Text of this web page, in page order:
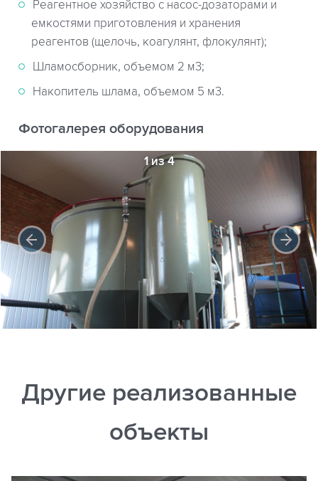
Реагентное хозяйство с насос-дозаторами и
емкостями приготовления и хранения
реагентов (щелочь, коагулянт, флокулянт);
Шламосборник, объемом 2 м3;
Накопитель шлама, объемом 5 м3.
Фотогалерея оборудования
1 из 4
Другие реализованные
объекты